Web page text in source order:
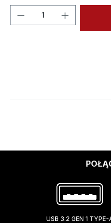
Ilość produktu:
USB 3.2 GEN 1 TYPE-